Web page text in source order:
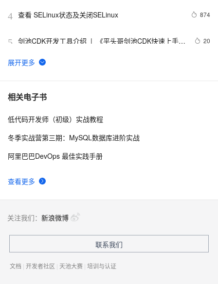
4 查看 SELinux状态及关闭SELinux 874
5 剑池CDK开发工具介绍  |  《平头哥剑池CDK快速上手指
20
6 WebAssembly 在 MOSN 中的实践 - 基础框架篇
7 userdel使用说明
8 自己看系统的“系统还原”
相关电子书
查看更多
低代码开发师（初级）实战教程
冬季实战营第三期：MySQL数据库进阶实战
阿里巴巴DevOps 最佳实践手册
关注我们： 新浪微博
联系我们
文档 | 开发者社区 | 天池大赛 | 培训与认证